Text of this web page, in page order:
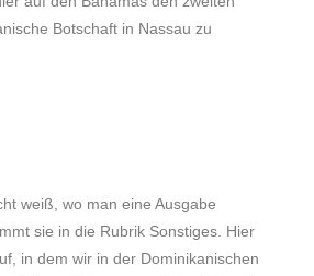
Botschaft in Nassau zu
weiß, wo man eine Ausgabe
sie in die Rubrik Sonstiges. Hier
in dem wir in der Dominikanischen